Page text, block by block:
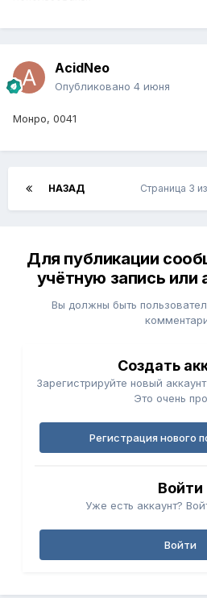
AcidNeo
Опубликовано 4 июня
Монро, 0041
НАЗАД Страница 3
Для публикации
учётную запись или
Вы должны быть
Создать
Зарегистрируйте новый
Это очень
Регистрация нового
Войти
Уже есть аккаунт?
Войти